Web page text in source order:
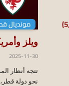
مونديال قطر
ويلز
2025-11-30
تتجه أنظار